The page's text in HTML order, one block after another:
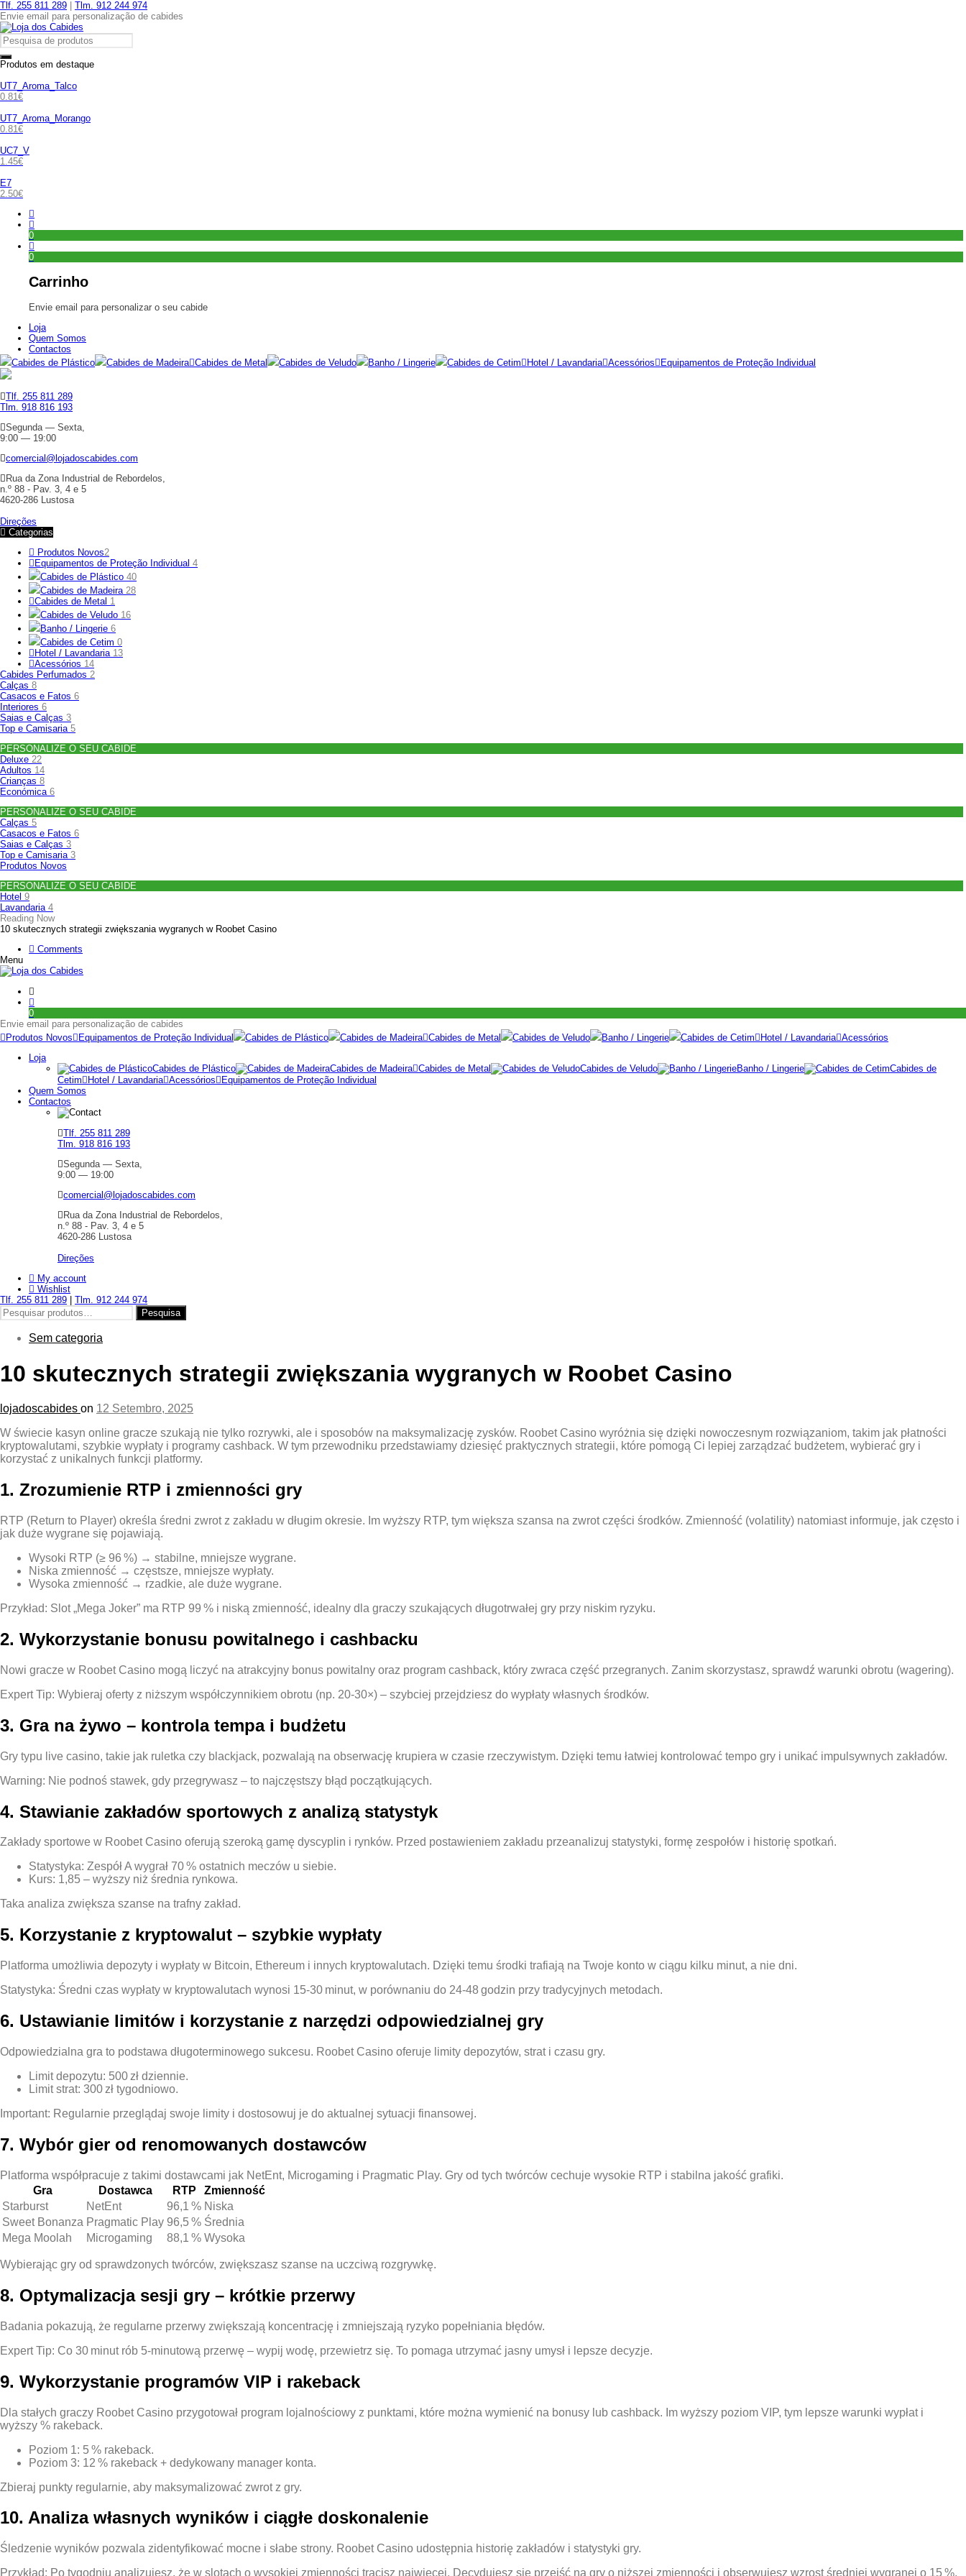
Tlf. 255 811 289
Tlm. 912 244 974
Envie email para personalização de cabides
Produtos em destaque
UT7_Aroma_Talco
0.81€
UT7_Aroma_Morango
0.81€
UC7_V
1.45€
E7
2.50€
0
0
Carrinho
Envie email para personalizar o seu cabide
Loja
Quem Somos
Contactos
Cabides de Plástico
Cabides de Madeira Cabides de Metal Cabides de Veludo Banho / Lingerie Cabides de Cetim Hotel / Lavandaria Acessórios Equipamentos de Proteção Individual
Tlf. 255 811 289
Tlm. 918 816 193
Segunda — Sexta,
9:00 — 19:00
comercial@lojadoscabides.com
Rua da Zona Industrial de Rebordelos,
n.º 88 - Pav. 3, 4 e 5
4620-286 Lustosa
Direções
Categorias
Produtos Novos2
Equipamentos de Proteção Individual 4
Cabides de Plástico 40
Cabides de Madeira 28
Cabides de Metal 1
Cabides de Veludo 16
Banho / Lingerie 6
Cabides de Cetim 0
Hotel / Lavandaria 13
Acessórios 14
Cabides Perfumados 2
Calças 8
Casacos e Fatos 6
Interiores 6
Saias e Calças 3
Top e Camisaria 5
PERSONALIZE O SEU CABIDE
Deluxe 22
Adultos 14
Crianças 8
Económica 6
PERSONALIZE O SEU CABIDE
Calças 5
Casacos e Fatos 6
Saias e Calças 3
Top e Camisaria 3
Produtos Novos
PERSONALIZE O SEU CABIDE
Hotel 9
Lavandaria 4
Reading Now
10 skutecznych strategii zwiększania wygranych w Roobet Casino
Comments
Menu
0
Envie email para personalização de cabides
Produtos Novos
Equipamentos de Proteção Individual Cabides de Plástico Cabides de Madeira Cabides de Metal Cabides de Veludo Banho / Lingerie Cabides de Cetim Hotel / Lavandaria Acessórios
Loja
Cabides de Plástico
Cabides de Madeira Cabides de Metal Cabides de Veludo Banho / Lingerie
Cabides de
Cetim
Hotel / Lavandaria Acessórios
Equipamentos de Proteção Individual
Quem Somos
Contactos
Tlf. 255 811 289
Tlm. 918 816 193
Segunda — Sexta,
9:00 — 19:00
comercial@lojadoscabides.com
Rua da Zona Industrial de Rebordelos,
n.º 88 - Pav. 3, 4 e 5
4620-286 Lustosa
Direções
My account
Wishlist
Tlf. 255 811 289
Tlm. 912 244 974
Pesquisar
por:
Pesquisa
Sem categoria
10 skutecznych strategii zwiększania wygranych w Roobet Casino
lojadoscabides on 12 Setembro, 2025
W świecie kasyn online gracze szukają nie tylko rozrywki, ale i sposobów na maksymalizację zysków. Roobet Casino wyróżnia się dzięki nowoczesnym rozwiązaniom, takim jak płatności
kryptowalutami, szybkie wypłaty i programy cashback. W tym przewodniku przedstawiamy dziesięć praktycznych strategii, które pomogą Ci lepiej zarządzać budżetem, wybierać gry i
korzystać z unikalnych funkcji platformy.
1. Zrozumienie RTP i zmienności gry
RTP (Return to Player) określa średni zwrot z zakładu w długim okresie. Im wyższy RTP, tym większa szansa na zwrot części środków. Zmienność (volatility) natomiast informuje, jak często i
jak duże wygrane się pojawiają.
Wysoki RTP (≥ 96 %) → stabilne, mniejsze wygrane.
Niska zmienność → częstsze, mniejsze wypłaty.
Wysoka zmienność → rzadkie, ale duże wygrane.
Przykład: Slot „Mega Joker” ma RTP 99 % i niską zmienność, idealny dla graczy szukających długotrwałej gry przy niskim ryzyku.
2. Wykorzystanie bonusu powitalnego i cashbacku
Nowi gracze w Roobet Casino mogą liczyć na atrakcyjny bonus powitalny oraz program cashback, który zwraca część przegranych. Zanim skorzystasz, sprawdź warunki obrotu (wagering).
Expert Tip: Wybieraj oferty z niższym współczynnikiem obrotu (np. 20‑30×) – szybciej przejdziesz do wypłaty własnych środków.
3. Gra na żywo – kontrola tempa i budżetu
Gry typu live casino, takie jak ruletka czy blackjack, pozwalają na obserwację krupiera w czasie rzeczywistym. Dzięki temu łatwiej kontrolować tempo gry i unikać impulsywnych zakładów.
Warning: Nie podnoś stawek, gdy przegrywasz – to najczęstszy błąd początkujących.
4. Stawianie zakładów sportowych z analizą statystyk
Zakłady sportowe w Roobet Casino oferują szeroką gamę dyscyplin i rynków. Przed postawieniem zakładu przeanalizuj statystyki, formę zespołów i historię spotkań.
Statystyka: Zespół A wygrał 70 % ostatnich meczów u siebie.
Kurs: 1,85 – wyższy niż średnia rynkowa.
Taka analiza zwiększa szanse na trafny zakład.
5. Korzystanie z kryptowalut – szybkie wypłaty
Platforma umożliwia depozyty i wypłaty w Bitcoin, Ethereum i innych kryptowalutach. Dzięki temu środki trafiają na Twoje konto w ciągu kilku minut, a nie dni.
Statystyka: Średni czas wypłaty w kryptowalutach wynosi 15‑30 minut, w porównaniu do 24‑48 godzin przy tradycyjnych metodach.
6. Ustawianie limitów i korzystanie z narzędzi odpowiedzialnej gry
Odpowiedzialna gra to podstawa długoterminowego sukcesu. Roobet Casino oferuje limity depozytów, strat i czasu gry.
Limit depozytu: 500 zł dziennie.
Limit strat: 300 zł tygodniowo.
Important: Regularnie przeglądaj swoje limity i dostosowuj je do aktualnej sytuacji finansowej.
7. Wybór gier od renomowanych dostawców
Platforma współpracuje z takimi dostawcami jak NetEnt, Microgaming i Pragmatic Play. Gry od tych twórców cechuje wysokie RTP i stabilna jakość grafiki.
Gra
Dostawca RTP
Zmienność
Starburst
NetEnt 96,1 % Niska
Sweet Bonanza Pragmatic Play 96,5 % Średnia
Mega Moolah
Microgaming 88,1 % Wysoka
Wybierając gry od sprawdzonych twórców, zwiększasz szanse na uczciwą rozgrywkę.
8. Optymalizacja sesji gry – krótkie przerwy
Badania pokazują, że regularne przerwy zwiększają koncentrację i zmniejszają ryzyko popełniania błędów.
Expert Tip: Co 30 minut rób 5‑minutową przerwę – wypij wodę, przewietrz się. To pomaga utrzymać jasny umysł i lepsze decyzje.
9. Wykorzystanie programów VIP i rakeback
Dla stałych graczy Roobet Casino przygotował program lojalnościowy z punktami, które można wymienić na bonusy lub cashback. Im wyższy poziom VIP, tym lepsze warunki wypłat i
wyższy % rakeback.
Poziom 1: 5 % rakeback.
Poziom 3: 12 % rakeback + dedykowany manager konta.
Zbieraj punkty regularnie, aby maksymalizować zwrot z gry.
10. Analiza własnych wyników i ciągłe doskonalenie
Śledzenie wyników pozwala zidentyfikować mocne i słabe strony. Roobet Casino udostępnia historię zakładów i statystyki gry.
Przykład: Po tygodniu analizujesz, że w slotach o wysokiej zmienności tracisz najwięcej. Decydujesz się przejść na gry o niższej zmienności i obserwujesz wzrost średniej wygranej o 15 %.